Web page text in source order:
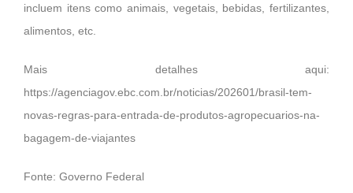
incluem itens como animais, vegetais, bebidas, fertilizantes,
alimentos, etc.
Mais detalhes aqui:
https://agenciagov.ebc.com.br/noticias/202601/brasil-tem-
novas-regras-para-entrada-de-produtos-agropecuarios-na-
bagagem-de-viajantes
Fonte: Governo Federal